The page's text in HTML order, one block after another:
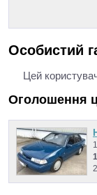
Особистий
Цей
Оголошення